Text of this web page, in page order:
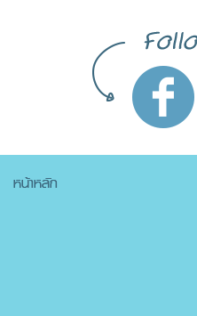
หน้าหลัก